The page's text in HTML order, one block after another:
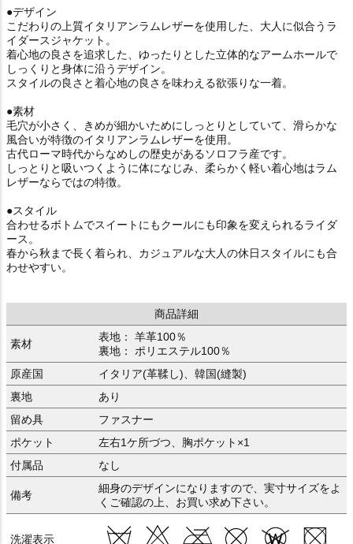
●デザイン
こだわりの上質イタリアンラムレザーを使用した、大人に似合うラ
イダースジャケット。
着心地の良さを追求した、ゆったりとした立体的なアームホールで
しっくりと身体に沿うデザイン。
スタイルの良さと着心地の良さを味わえる欲張りな一着。
●素材
毛穴が小さく、きめが細かいためにしっとりとしていて、滑らかな
風合いが特徴のイタリアンラムレザーを使用。
古代ローマ時代からなめしの歴史があるソロフラ産です。
しっとりと吸いつくように体になじみ、柔らかく軽い着心地はラム
レザーならではの特徴。
●スタイル
合わせるボトムでスイートにもクールにも印象を変えられるライダ
ース。
春から秋まで長く着られ、カジュアルな大人の休日スタイルにも合
わせやすい。
商品詳細
素材
表地： 羊革100％
裏地： ポリエステル100％
原産国
イタリア(革鞣し)、韓国(縫製)
裏地
あり
留め具
ファスナー
ポケット
左右1ケ所づつ、胸ポケット×1
付属品
なし
備考
細身のデザインになりますので、実寸サイズをよ
くご確認の上、お買い求め下さい。
洗濯表示